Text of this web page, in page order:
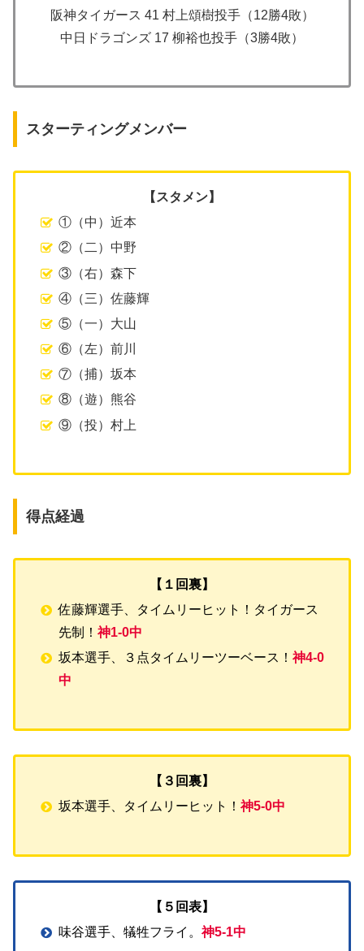
阪神タイガース 41 村上頌樹投手（12勝4敗）
中日ドラゴンズ 17 柳裕也投手（3勝4敗）
スターティングメンバー
【スタメン】
①（中）近本
②（二）中野
③（右）森下
④（三）佐藤輝
⑤（一）大山
⑥（左）前川
⑦（捕）坂本
⑧（遊）熊谷
⑨（投）村上
得点経過
【１回裏】
佐藤輝選手、タイムリーヒット！タイガース
先制！神1-0中
坂本選手、３点タイムリーツーベース！神4-0
中
【３回裏】
坂本選手、タイムリーヒット！神5-0中
【５回表】
味谷選手、犠牲フライ。神5-1中